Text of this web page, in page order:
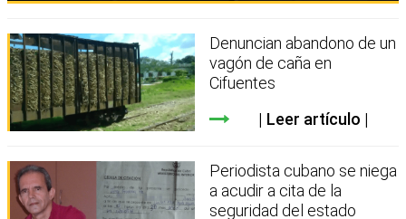
Denuncian abandono de un
vagón de caña en
Cifuentes
Leer artículo
Periodista cubano se niega
a acudir a cita de la
seguridad del estado